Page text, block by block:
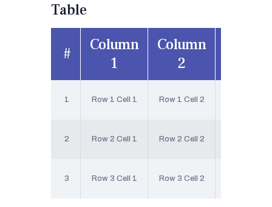
Table
#
Column
1
Column
2
1 Row 1 Cell 1 Row 1 Cell 2
2 Row 2 Cell 1 Row 2 Cell 2
3 Row 3 Cell 1 Row 3 Cell 2